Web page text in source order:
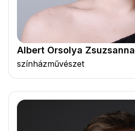
Albert Orsolya Zsuzsanna
színházművészet